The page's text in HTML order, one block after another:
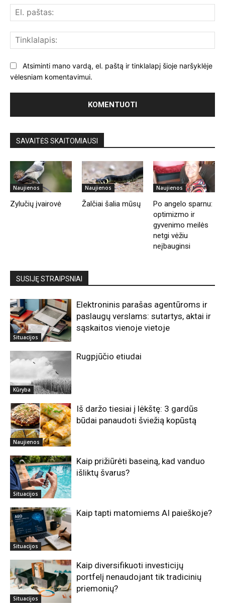
Atsiminti mano vardą, el. paštą ir tinklalapį šioje naršyklėje
vėlesniam komentavimui.
SAVAITĖS SKAITOMIAUSI
Naujienos
Zylučių įvairovė
Naujienos
Žalčiai šalia mūsų
Naujienos
Po angelo sparnu:
optimizmo ir
gyvenimo meilės
netgi vėžiu
neįbauginsi
SUSIJĘ STRAIPSNIAI
Situacijos
Elektroninis parašas agentūroms ir
paslaugų verslams: sutartys, aktai ir
sąskaitos vienoje vietoje
Kūryba
Rugpjūčio etiudai
Naujienos
Iš daržo tiesiai į lėkštę: 3 gardūs
būdai panaudoti šviežią kopūstą
Situacijos
Kaip prižiūrėti baseiną, kad vanduo
išliktų švarus?
Situacijos
Kaip tapti matomiems AI paieškoje?
Situacijos
Kaip diversifikuoti investicijų
portfelį nenaudojant tik tradicinių
priemonių?